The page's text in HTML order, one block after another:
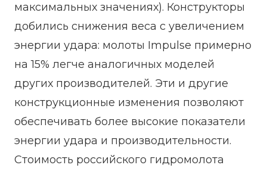
максимальных значениях). Конструкторы
добились снижения веса с увеличением
энергии удара: молоты Impulse примерно
на 15% легче аналогичных моделей
других производителей. Эти и другие
конструкционные изменения позволяют
обеспечивать более высокие показатели
энергии удара и производительности.
Стоимость российского гидромолота